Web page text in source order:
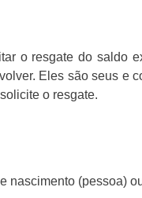
o resgate do saldo
Eles são seus e
o resgate.
nascimento (pessoa)